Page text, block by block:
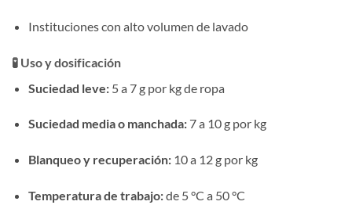
Instituciones con alto volumen de lavado
🧪 Uso y dosificación
Suciedad leve:5 a 7 g por kg de ropa
Suciedad media o manchada:7 a 10 g por kg
Blanqueo y recuperación:10 a 12 g por kg
Temperatura de trabajo:de 5 °C a 50 °C